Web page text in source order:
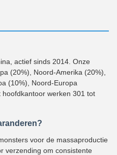
actief sinds 2014. Onze
(20%), Noord-Amerika (20%),
(10%), Noord-Europa
werken 301 tot
voor de massaproductie
verzending om consistente